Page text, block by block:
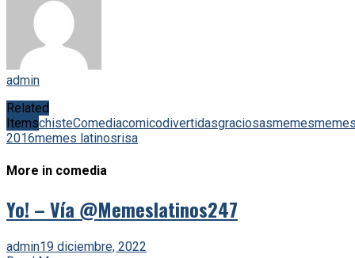
admin
Related
ItemschisteComediacomicodivertidasgraciosasmemes
2016memes latinosrisa
More in comedia
Yo! – Vía @Memeslatinos247
admin19 diciembre, 2022